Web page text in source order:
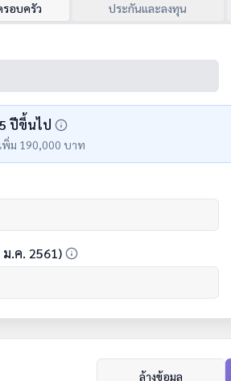
อบครัว ประกันและลงทุน
ปีขึ้นไป
พิ่ม 190,000 บาท
.ค. 2561)
ล้างข้อมูล